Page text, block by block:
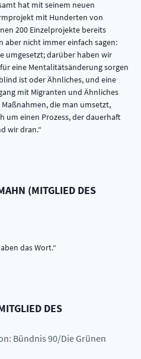
hat mit seinem neuen
mit Hunderten von
200 Einzelprojekte bereits
aber nicht immer einfach sagen:
umgesetzt; darüber haben wir
eine Mentalitätsänderung sorgen
ist oder Ähnliches, und eine
mit Migranten und Ähnliches
die man umsetzt,
um einen Prozess, der dauerhaft
wir dran.
(MITGLIED DES
das Wort.
DES
Bündnis 90/Die Grünen